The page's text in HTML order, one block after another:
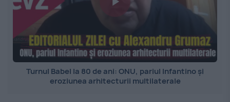
Turnul Babel la 80 de ani: ONU, pariul Infantino și
eroziunea arhitecturii multilaterale